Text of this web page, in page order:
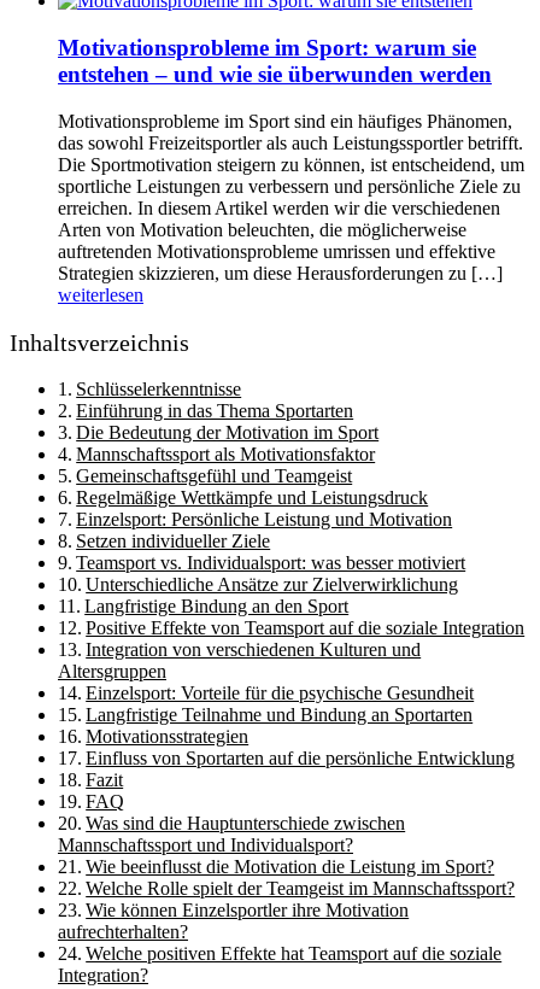
Motivationsprobleme im Sport: warum sie
entstehen – und wie sie überwunden werden
Motivationsprobleme im Sport sind ein häufiges Phänomen,
das sowohl Freizeitsportler als auch Leistungssportler betrifft.
Die Sportmotivation steigern zu können, ist entscheidend, um
sportliche Leistungen zu verbessern und persönliche Ziele zu
erreichen. In diesem Artikel werden wir die verschiedenen
Arten von Motivation beleuchten, die möglicherweise
auftretenden Motivationsprobleme umrissen und effektive
Strategien skizzieren, um diese Herausforderungen zu […]
weiterlesen
Inhaltsverzeichnis
Schlüsselerkenntnisse
Einführung in das Thema Sportarten
Die Bedeutung der Motivation im Sport
Mannschaftssport als Motivationsfaktor
Gemeinschaftsgefühl und Teamgeist
Regelmäßige Wettkämpfe und Leistungsdruck
Einzelsport: Persönliche Leistung und Motivation
Setzen individueller Ziele
Teamsport vs. Individualsport: was besser motiviert
Unterschiedliche Ansätze zur Zielverwirklichung
Langfristige Bindung an den Sport
Positive Effekte von Teamsport auf die soziale Integration
Integration von verschiedenen Kulturen und
Altersgruppen
Einzelsport: Vorteile für die psychische Gesundheit
Langfristige Teilnahme und Bindung an Sportarten
Motivationsstrategien
Einfluss von Sportarten auf die persönliche Entwicklung
Fazit
FAQ
Was sind die Hauptunterschiede zwischen
Mannschaftssport und Individualsport?
Wie beeinflusst die Motivation die Leistung im Sport?
Welche Rolle spielt der Teamgeist im Mannschaftssport?
Wie können Einzelsportler ihre Motivation
aufrechterhalten?
Welche positiven Effekte hat Teamsport auf die soziale
Integration?